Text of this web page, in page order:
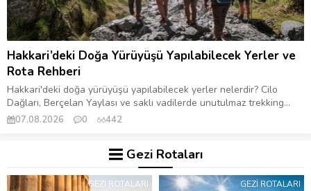
Hakkari’deki Doğa Yürüyüşü Yapılabilecek Yerler ve
Rota Rehberi
Hakkari'deki doğa yürüyüşü yapılabilecek yerler nelerdir? Cilo
Dağları, Berçelan Yaylası ve saklı vadilerde unutulmaz trekking...
07.08.2026 0 442
Gezi Rotaları
GEZI ROTALARI GEZI ROTALARI